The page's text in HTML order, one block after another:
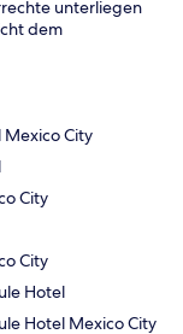
unterliegen
dem
Mexico City
City
City
Hotel
Hotel Mexico City